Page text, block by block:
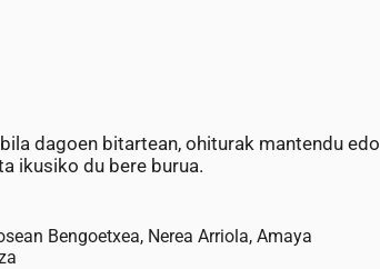
dagoen bitartean, ohiturak mantendu edo
ikusiko du bere burua.
Bengoetxea, Nerea Arriola, Amaya